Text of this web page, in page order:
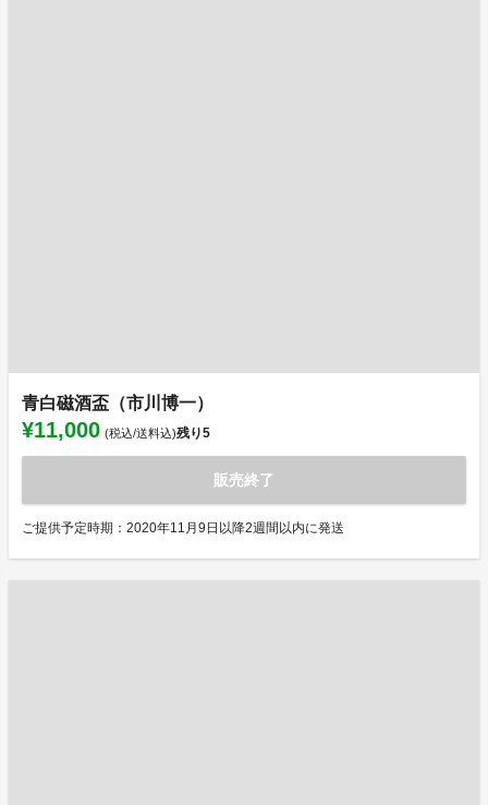
青白磁酒盃（市川博一）
¥11,000 (税込/送料込)残り5
販売終了
ご提供予定時期：2020年11月9日以降2週間以内に発送